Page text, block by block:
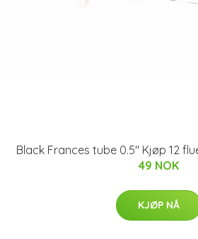
Black Frances tube 0.5" Kjøp 12
49 NOK
KJØP NÅ